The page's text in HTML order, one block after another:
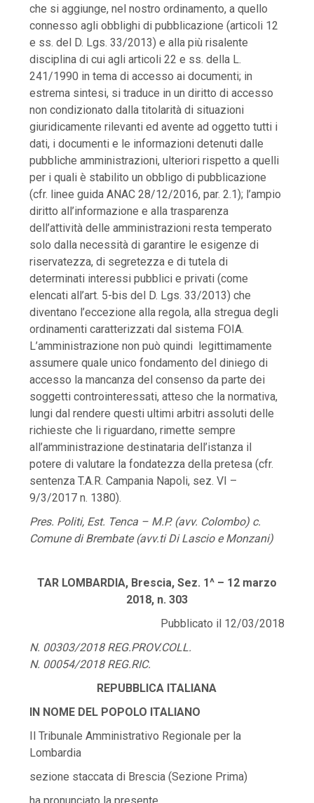
che si aggiunge, nel nostro ordinamento, a quello
connesso agli obblighi di pubblicazione (articoli 12
e ss. del D. Lgs. 33/2013) e alla più risalente
disciplina di cui agli articoli 22 e ss. della L.
241/1990 in tema di accesso ai documenti; in
estrema sintesi, si traduce in un diritto di accesso
non condizionato dalla titolarità di situazioni
giuridicamente rilevanti ed avente ad oggetto tutti i
dati, i documenti e le informazioni detenuti dalle
pubbliche amministrazioni, ulteriori rispetto a quelli
per i quali è stabilito un obbligo di pubblicazione
(cfr. linee guida ANAC 28/12/2016, par. 2.1); l’ampio
diritto all’informazione e alla trasparenza
dell’attività delle amministrazioni resta temperato
solo dalla necessità di garantire le esigenze di
riservatezza, di segretezza e di tutela di
determinati interessi pubblici e privati (come
elencati all’art. 5-bis del D. Lgs. 33/2013) che
diventano l’eccezione alla regola, alla stregua degli
ordinamenti caratterizzati dal sistema FOIA.
L’amministrazione non può quindi legittimamente
assumere quale unico fondamento del diniego di
accesso la mancanza del consenso da parte dei
soggetti controinteressati, atteso che la normativa,
lungi dal rendere questi ultimi arbitri assoluti delle
richieste che li riguardano, rimette sempre
all’amministrazione destinataria dell’istanza il
potere di valutare la fondatezza della pretesa (cfr.
sentenza T.A.R. Campania Napoli, sez. VI –
9/3/2017 n. 1380).
Pres. Politi, Est. Tenca – M.P. (avv. Colombo) c.
Comune di Brembate (avv.ti Di Lascio e Monzani)
TAR LOMBARDIA, Brescia, Sez. 1^ – 12 marzo
2018, n. 303
Pubblicato il 12/03/2018
N. 00303/2018 REG.PROV.COLL.
N. 00054/2018 REG.RIC.
REPUBBLICA ITALIANA
IN NOME DEL POPOLO ITALIANO
Il Tribunale Amministrativo Regionale per la
Lombardia
sezione staccata di Brescia (Sezione Prima)